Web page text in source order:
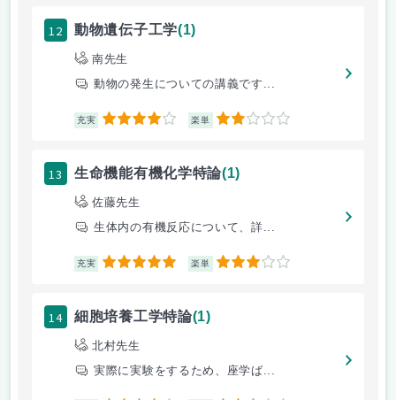
12 動物遺伝子工学(1)
南先生
動物の発生についての講義です...
充実 4 楽単 2
13 生命機能有機化学特論(1)
佐藤先生
生体内の有機反応について、詳...
充実 5 楽単 3
14 細胞培養工学特論(1)
北村先生
実際に実験をするため、座学ば...